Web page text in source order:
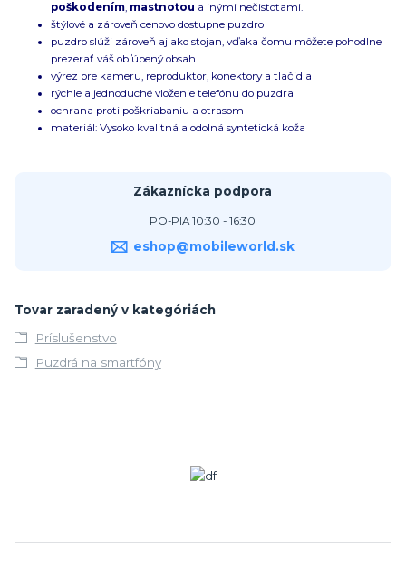
poškodením, mastnotou a inými nečistotami.
štýlové a zároveň cenovo dostupne puzdro
puzdro slúži zároveň aj ako stojan, vďaka čomu môžete pohodlne
prezerať váš obľúbený obsah
výrez pre kameru, reproduktor, konektory a tlačidla
rýchle a jednoduché vloženie telefónu do puzdra
ochrana proti poškriabaniu a otrasom
materiál: Vysoko kvalitná a odolná syntetická koža
Zákaznícka podpora
PO-PIA 10:30 - 16:30
eshop@mobileworld.sk
Tovar zaradený v kategóriách
Príslušenstvo
Puzdrá na smartfóny